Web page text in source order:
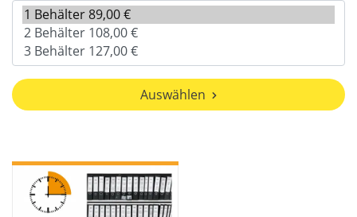
Auswählen